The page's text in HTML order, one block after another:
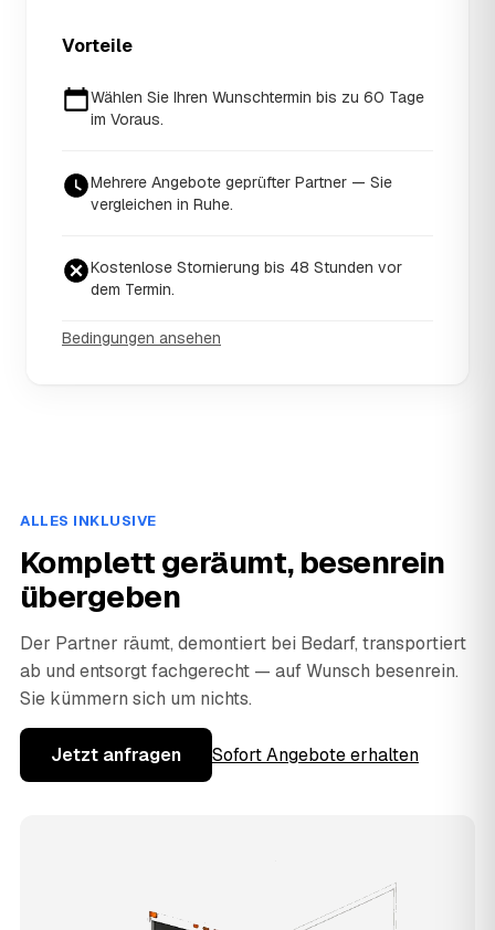
Vorteile
Wählen Sie Ihren Wunschtermin bis zu 60 Tage
im Voraus.
Mehrere Angebote geprüfter Partner — Sie
vergleichen in Ruhe.
Kostenlose Stornierung bis 48 Stunden vor
dem Termin.
Bedingungen ansehen
ALLES INKLUSIVE
Komplett geräumt, besenrein
übergeben
Der Partner räumt, demontiert bei Bedarf, transportiert
ab und entsorgt fachgerecht — auf Wunsch besenrein.
Sie kümmern sich um nichts.
Jetzt anfragen Sofort Angebote erhalten